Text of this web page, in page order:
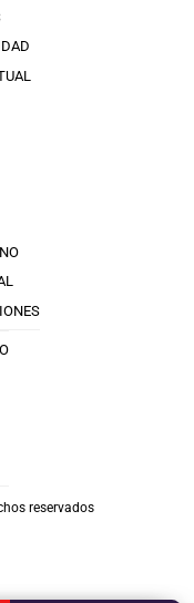
reservados